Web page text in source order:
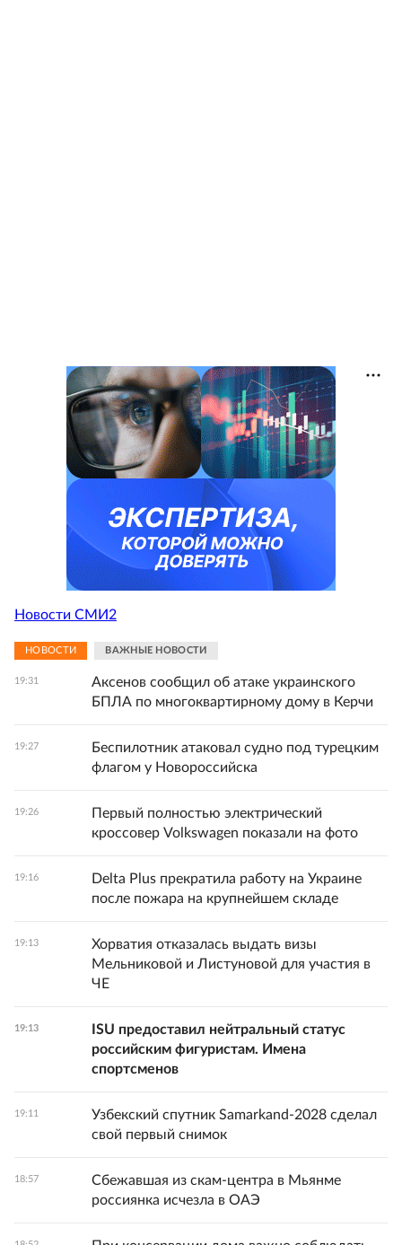
Новости СМИ2
НОВОСТИ ВАЖНЫЕ НОВОСТИ
19:31
Аксенов сообщил об атаке украинского
БПЛА по многоквартирному дому в Керчи
19:27
Беспилотник атаковал судно под турецким
флагом у Новороссийска
19:26
Первый полностью электрический
кроссовер Volkswagen показали на фото
19:16
Delta Plus прекратила работу на Украине
после пожара на крупнейшем складе
19:13
Хорватия отказалась выдать визы
Мельниковой и Листуновой для участия в
ЧЕ
19:13
ISU предоставил нейтральный статус
российским фигуристам. Имена
спортсменов
19:11
Узбекский спутник Samarkand-2028 сделал
свой первый снимок
18:57
Сбежавшая из скам-центра в Мьянме
россиянка исчезла в ОАЭ